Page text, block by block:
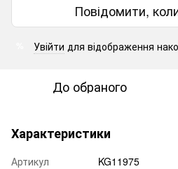
Повідомити,
Увійти для відображення
До обраного
Характеристики
Артикул
KG11975